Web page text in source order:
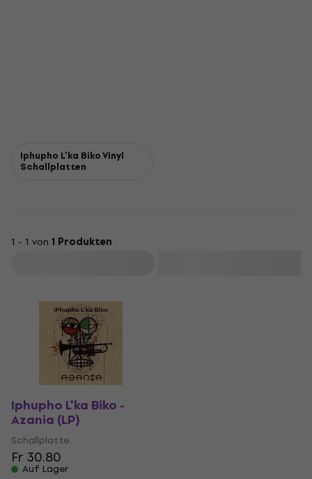
Iphupho L'ka Biko Vinyl
Schallplatten
1 - 1 von 1 Produkten
Iphupho L'ka Biko -
Azania (LP)
Schallplatte
Fr 30.80
Auf Lager